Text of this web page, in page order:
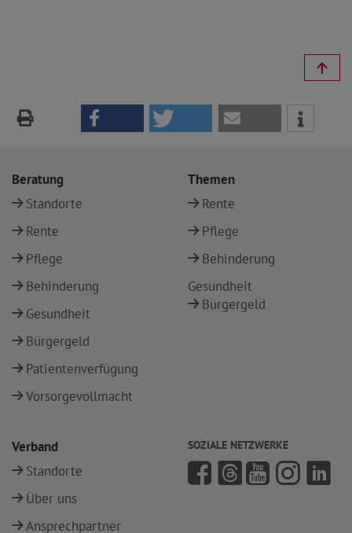
Beratung
Standorte
Rente
Pflege
Behinderung
Gesundheit
Bürgergeld
Patientenverfügung
Vorsorgevollmacht
Themen
Rente
Pflege
Behinderung
Gesundheit
Bürgergeld
Verband
Standorte
Über uns
Ansprechpartner
SOZIALE NETZWERKE